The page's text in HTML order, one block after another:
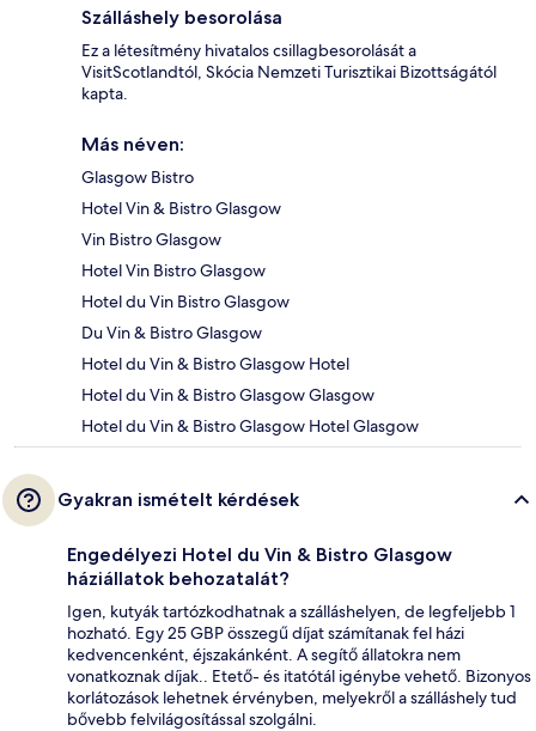
Szálláshely besorolása
Ez a létesítmény hivatalos csillagbesorolását a
VisitScotlandtól, Skócia Nemzeti Turisztikai Bizottságától
kapta.
Más néven:
Glasgow Bistro
Hotel Vin & Bistro Glasgow
Vin Bistro Glasgow
Hotel Vin Bistro Glasgow
Hotel du Vin Bistro Glasgow
Du Vin & Bistro Glasgow
Hotel du Vin & Bistro Glasgow Hotel
Hotel du Vin & Bistro Glasgow Glasgow
Hotel du Vin & Bistro Glasgow Hotel Glasgow
Gyakran ismételt kérdések
Engedélyezi Hotel du Vin & Bistro Glasgow
háziállatok behozatalát?
Igen, kutyák tartózkodhatnak a szálláshelyen, de legfeljebb 1
hozható. Egy 25 GBP összegű díjat számítanak fel házi
kedvencenként, éjszakánként. A segítő állatokra nem
vonatkoznak díjak.. Etető- és itatótál igénybe vehető. Bizonyos
korlátozások lehetnek érvényben, melyekről a szálláshely tud
bővebb felvilágosítással szolgálni.